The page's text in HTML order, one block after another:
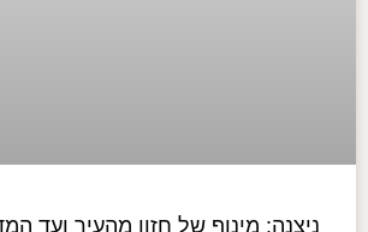
ניצנה: מינוף של חזון מהעיר ועד